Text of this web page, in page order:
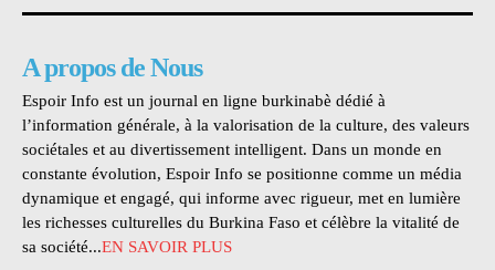
A propos de Nous
Espoir Info est un journal en ligne burkinabè dédié à
l’information générale, à la valorisation de la culture, des valeurs
sociétales et au divertissement intelligent. Dans un monde en
constante évolution, Espoir Info se positionne comme un média
dynamique et engagé, qui informe avec rigueur, met en lumière
les richesses culturelles du Burkina Faso et célèbre la vitalité de
sa société...EN SAVOIR PLUS